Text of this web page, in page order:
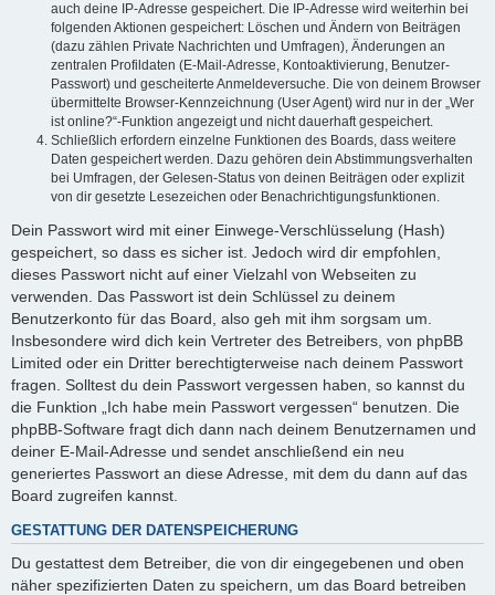
auch deine IP-Adresse gespeichert. Die IP-Adresse wird weiterhin bei
folgenden Aktionen gespeichert: Löschen und Ändern von Beiträgen
(dazu zählen Private Nachrichten und Umfragen), Änderungen an
zentralen Profildaten (E-Mail-Adresse, Kontoaktivierung, Benutzer-
Passwort) und gescheiterte Anmeldeversuche. Die von deinem Browser
übermittelte Browser-Kennzeichnung (User Agent) wird nur in der „Wer
ist online?“-Funktion angezeigt und nicht dauerhaft gespeichert.
Schließlich erfordern einzelne Funktionen des Boards, dass weitere
Daten gespeichert werden. Dazu gehören dein Abstimmungsverhalten
bei Umfragen, der Gelesen-Status von deinen Beiträgen oder explizit
von dir gesetzte Lesezeichen oder Benachrichtigungsfunktionen.
Dein Passwort wird mit einer Einwege-Verschlüsselung (Hash)
gespeichert, so dass es sicher ist. Jedoch wird dir empfohlen,
dieses Passwort nicht auf einer Vielzahl von Webseiten zu
verwenden. Das Passwort ist dein Schlüssel zu deinem
Benutzerkonto für das Board, also geh mit ihm sorgsam um.
Insbesondere wird dich kein Vertreter des Betreibers, von phpBB
Limited oder ein Dritter berechtigterweise nach deinem Passwort
fragen. Solltest du dein Passwort vergessen haben, so kannst du
die Funktion „Ich habe mein Passwort vergessen“ benutzen. Die
phpBB-Software fragt dich dann nach deinem Benutzernamen und
deiner E-Mail-Adresse und sendet anschließend ein neu
generiertes Passwort an diese Adresse, mit dem du dann auf das
Board zugreifen kannst.
GESTATTUNG DER DATENSPEICHERUNG
Du gestattest dem Betreiber, die von dir eingegebenen und oben
näher spezifizierten Daten zu speichern, um das Board betreiben